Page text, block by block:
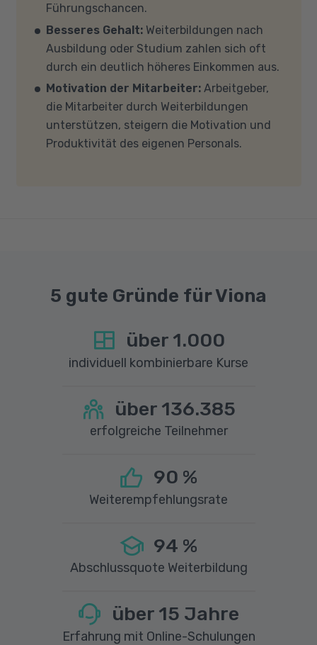
GB Arbeitsspeicher (RAM) und einem aktuellen
Mehrkern-Prozessor (CPU). Der Unterricht
findet in Microsoft Teams statt. Bitte achten
Sie darauf, dass Ihre Sicherheitsprogramme
und -einstellungen (Anti-Viren-Programme,
Firewalls etc.) die Verbindung mit MS Teams
nicht blockieren. Bitte beachten Sie außerdem,
dass für eine reibungslose Übertragung eine
Führungschancen.
Besseres Gehalt: Weiterbildungen nach
Ausbildung oder Studium zahlen sich oft
durch ein deutlich höheres Einkommen aus.
Motivation der Mitarbeiter: Arbeitgeber,
die Mitarbeiter durch Weiterbildungen
unterstützen, steigern die Motivation und
Produktivität des eigenen Personals.
5 gute Gründe für Viona
über 1.000
individuell kombinierbare Kurse
über 136.385
erfolgreiche Teilnehmer
90 %
Weiterempfehlungsrate
94 %
Abschlussquote Weiterbildung
über 15 Jahre
Erfahrung mit Online-Schulungen